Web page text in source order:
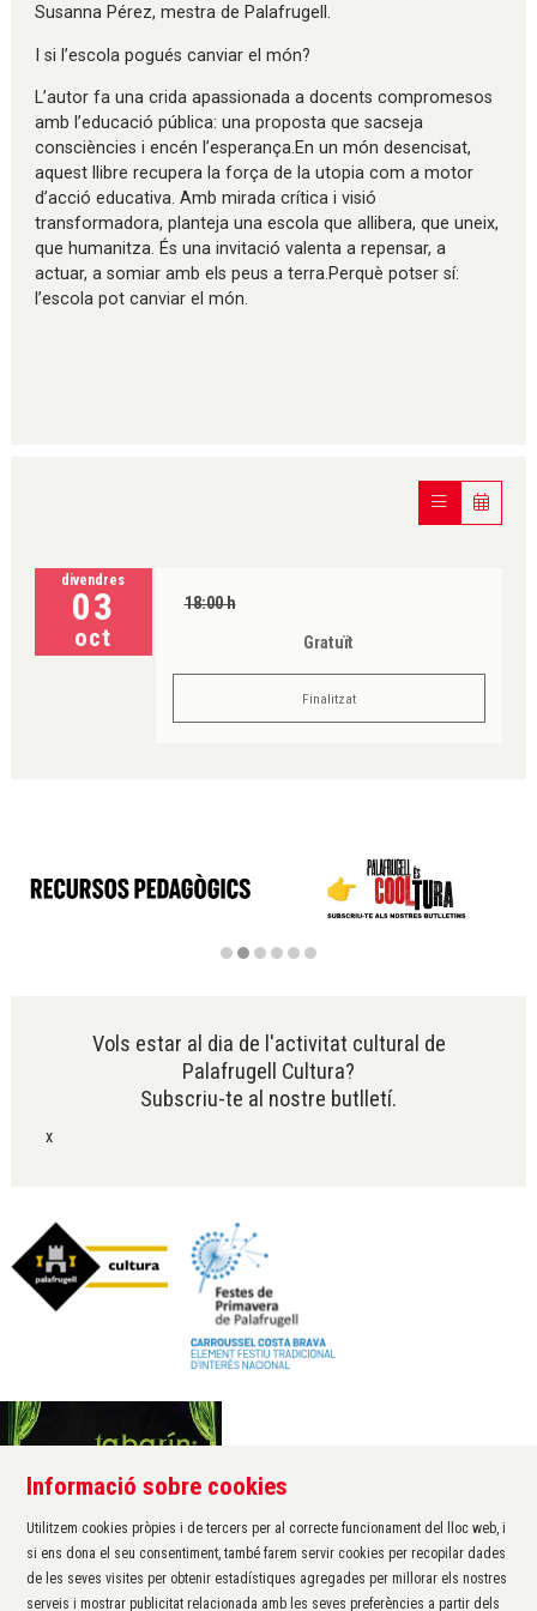
Susanna Pérez, mestra de Palafrugell.
I si l’escola pogués canviar el món?
L’autor fa una crida apassionada a docents compromesos
amb l’educació pública: una proposta que sacseja
consciències i encén l’esperança.En un món desencisat,
aquest llibre recupera la força de la utopia com a motor
d’acció educativa. Amb mirada crítica i visió
transformadora, planteja una escola que allibera, que uneix,
que humanitza. És una invitació valenta a repensar, a
actuar, a somiar amb els peus a terra.Perquè potser sí:
l’escola pot canviar el món.
divendres
03
oct
18:00 h
Gratuït
Finalitzat
Vols estar al dia de l'activitat cultural de
Palafrugell Cultura?
Subscriu-te al nostre butlletí.
x
Àrea de cultura de l'Ajuntament de Palafrugell
Carrer Santa Margarida, 1
17200 Palafrugell
972 611 172 ·
cultura@palafrugell.cat
Informació sobre cookies
Utilitzem cookies pròpies i de tercers per al correcte funcionament del lloc web, i
si ens dona el seu consentiment, també farem servir cookies per recopilar dades
de les seves visites per obtenir estadístiques agregades per millorar els nostres
serveis i mostrar publicitat relacionada amb les seves preferències a partir dels